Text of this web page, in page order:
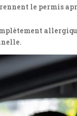
le permis